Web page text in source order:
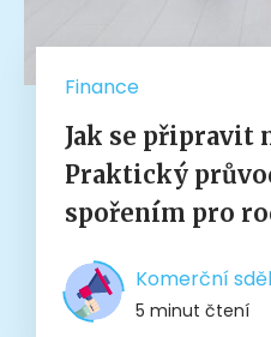
Finance
Jak se připravit
Praktický
spořením pro
Komerční
5 minut čtení